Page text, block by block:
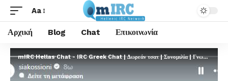
Aa
Αρχική Blog Chat Επικοινωνία
mIRC Hellas Chat - IRC Greek Chat | Δωρεάν τσατ | Συνομιλία | Γνωριμίες | FREE